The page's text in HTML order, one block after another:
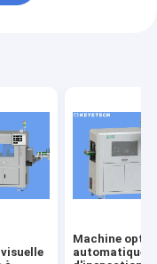
Machine
automatique